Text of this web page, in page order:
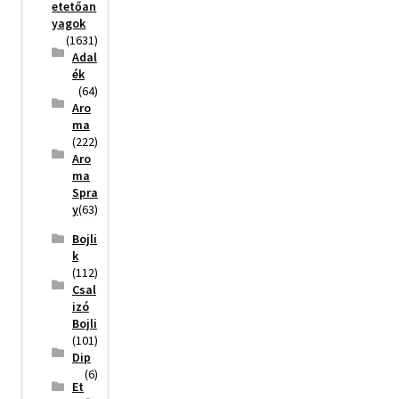
etetőan
yagok
(1631)
Adal
ék
(64)
Aro
ma
(222)
Aro
ma
Spra
y(63)
Bojli
k
(112)
Csal
izó
Bojli
(101)
Dip
(6)
Et